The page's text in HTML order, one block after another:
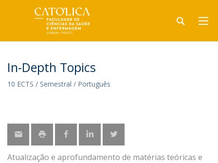
In-Depth Topics
10 ECTS / Semestral / Português
Atualização e aprofundamento de matérias teóricas e